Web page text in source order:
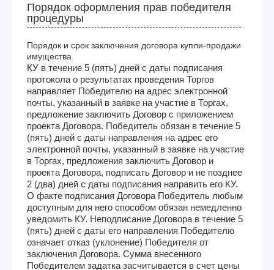
Порядок оформления прав победителя
процедуры
Порядок и срок заключения договора купли-продажи
имущества
КУ в течение 5 (пять) дней с даты подписания
протокола о результатах проведения Торгов
направляет Победителю на адрес электронной
почты, указанный в заявке на участие в Торгах,
предложение заключить Договор с приложением
проекта Договора. Победитель обязан в течение 5
(пять) дней с даты направления на адрес его
электронной почты, указанный в заявке на участие
в Торгах, предложения заключить Договор и
проекта Договора, подписать Договор и не позднее
2 (два) дней с даты подписания направить его КУ.
О факте подписания Договора Победитель любым
доступным для него способом обязан немедленно
уведомить КУ. Неподписание Договора в течение 5
(пять) дней с даты его направления Победителю
означает отказ (уклонение) Победителя от
заключения Договора. Сумма внесенного
Победителем задатка засчитывается в счет цены